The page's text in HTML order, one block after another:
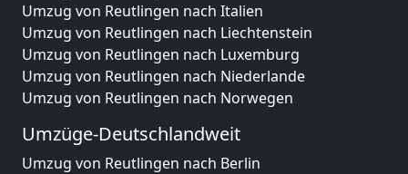
Umzug von Reutlingen nach Italien
Umzug von Reutlingen nach Liechtenstein
Umzug von Reutlingen nach Luxemburg
Umzug von Reutlingen nach Niederlande
Umzug von Reutlingen nach Norwegen
Umzüge-Deutschlandweit
Umzug von Reutlingen nach Berlin